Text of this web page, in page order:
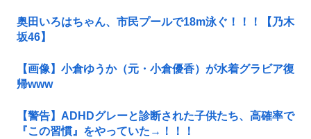
奥田いろはちゃん、市民プールで18m泳ぐ！！！【乃木
坂46】
【画像】小倉ゆうか（元・小倉優香）が水着グラビア復
帰www
【警告】ADHDグレーと診断された子供たち、高確率で
『この習慣』をやっていた→！！！